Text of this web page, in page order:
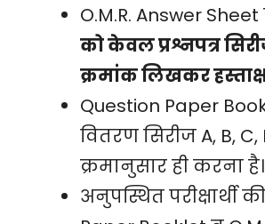
O.M.R. Answer
को केवल प्रश्नपत्र
क्रमांक लिखकर
Question Paper
वितरण सिरीज A, B,
क्रमानुसार ही करना है।
अनुपस्थित परीक्षार्थी